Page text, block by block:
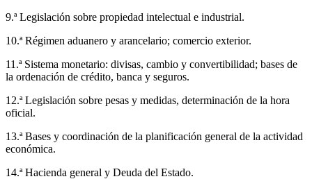
9.ª Legislación sobre propiedad intelectual e industrial.
10.ª Régimen aduanero y arancelario; comercio exterior.
11.ª Sistema monetario: divisas, cambio y convertibilidad; bases de
la ordenación de crédito, banca y seguros.
12.ª Legislación sobre pesas y medidas, determinación de la hora
oficial.
13.ª Bases y coordinación de la planificación general de la actividad
económica.
14.ª Hacienda general y Deuda del Estado.